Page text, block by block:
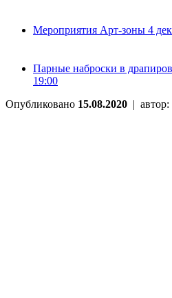
Мероприятия Арт-зоны 4
Парные наброски в
19:00
Опубликовано 15.08.2020 | автор: